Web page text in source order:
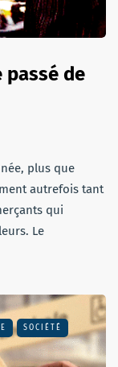
passé de
plus que
autrefois tant
qui
Le
SOCIÉTÉ